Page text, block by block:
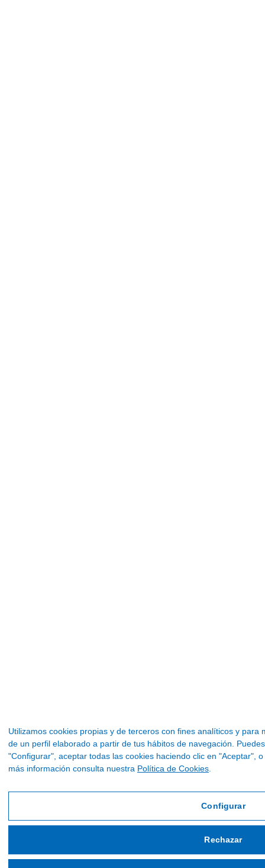
Utilizamos cookies propias y de terceros con fines analíticos y
de un perfil elaborado a partir de tus hábitos de navegación.
"Configurar", aceptar todas las cookies haciendo clic en "Aceptar",
más información consulta nuestra Política de Cookies
Configurar
Rechazar